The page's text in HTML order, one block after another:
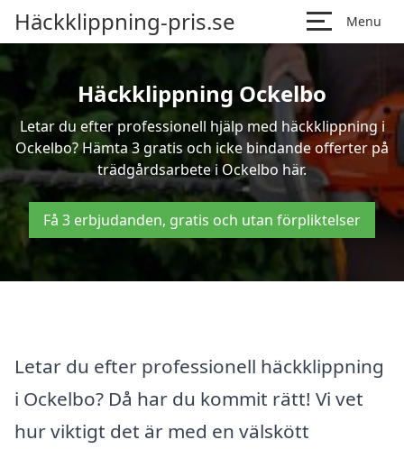
Häckklippning-pris.se Menu
Häckklippning Ockelbo
Letar du efter professionell hjälp med häckklippning i
Ockelbo? Hämta 3 gratis och icke bindande offerter på
trädgårdsarbete i Ockelbo här.
Få 3 erbjudanden, gratis och utan förpliktelser
Letar du efter professionell häckklippning
i Ockelbo? Då har du kommit rätt! Vi vet
hur viktigt det är med en välskött